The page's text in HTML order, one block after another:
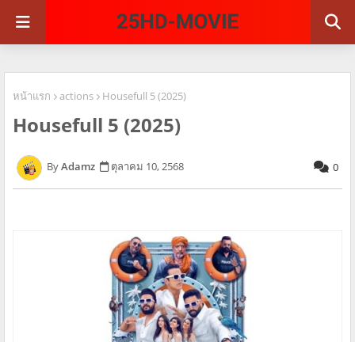
หน้าแรก actions Housefull 5 (2025)
Housefull 5 (2025)
Adamz ตุลาคม 10, 2568 0